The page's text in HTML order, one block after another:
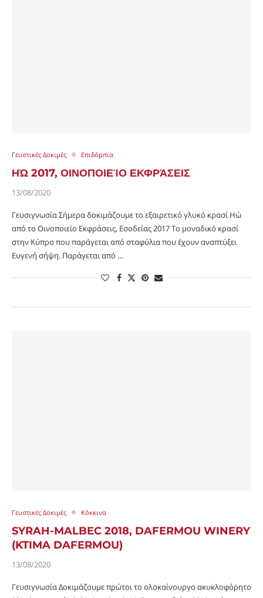
Γευστικές Δοκιμές Επιδόρπια
ΗΏ 2017, ΟΙΝΟΠΟΙΕΊΟ ΕΚΦΡΆΣΕΙΣ
13/08/2020
Γευσιγνωσία Σήμερα δοκιμάζουμε το εξαιρετικό γλυκό κρασί Ηώ
από το Οινοποιείο Εκφράσεις, Εσοδείας 2017 Το μοναδικό κρασί
στην Κύπρο που παράγεται από σταφύλια που έχουν αναπτύξει
Ευγενή σήψη. Παράγεται από …
Γευστικές Δοκιμές Κόκκινα
SYRAH-MALBEC 2018, DAFERMOU WINERY
(KTIMA DAFERMOU)
13/08/2020
Γευσιγνωσία Δοκιμάζουμε πρώτοι το ολοκαίνουργο ακυκλοφόρητο